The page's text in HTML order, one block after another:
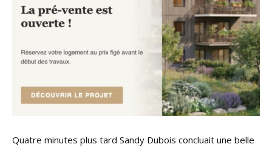
Quatre minutes plus tard Sandy Dubois concluait une belle